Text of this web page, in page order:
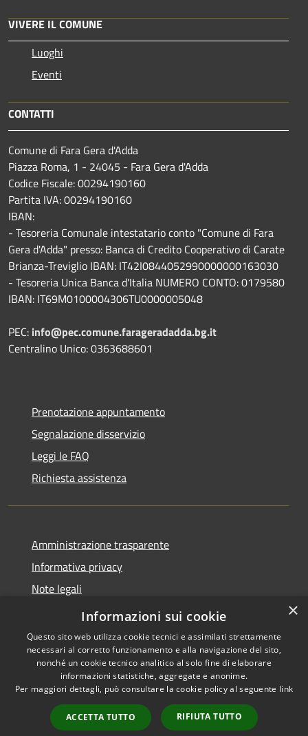
VIVERE IL COMUNE
Luoghi
Eventi
CONTATTI
Comune di Fara Gera d'Adda
Piazza Roma, 1 - 24045 - Fara Gera d'Adda
Codice Fiscale: 00294190160
Partita IVA: 00294190160
IBAN:
- Tesoreria Comunale intestatario conto "Comune di Fara
Gera d'Adda" presso: Banca di Credito Cooperativo di Carate
Brianza-Treviglio IBAN: IT42I0844052990000000163030
- Tesoreria Unica Banca d'Italia NUMERO CONTO: 0179580
IBAN: IT69M0100004306TU0000005048
PEC: info@pec.comune.farageradadda.bg.it
Centralino Unico: 0363688601
Prenotazione appuntamento
Segnalazione disservizio
Leggi le FAQ
Richiesta assistenza
Amministrazione trasparente
Informativa privacy
Note legali
Dichiarazione di accessibilità
Accessibilità
Copyright © 2026 • Comune di
Fara Gera d'Adda • Powered by
Municipium•
Accesso
redazione
×
Informazioni sui cookie
Questo sito web utilizza cookie tecnici e assimilati strettamente
necessari al corretto funzionamento e alla navigazione del sito,
nonché un cookie tecnico analitico al solo fine di elaborare
informazioni statistiche, aggregate e anonime.
Per maggiori dettagli, può consultare la cookie policy al seguente link
ACCETTA TUTTO RIFIUTA TUTTO